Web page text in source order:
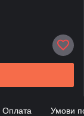
Оплата Умови